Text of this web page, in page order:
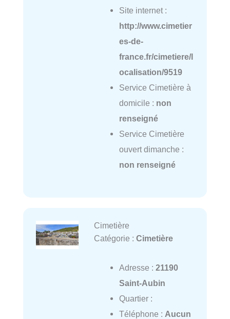
Site internet :
http://www.cimetier
es-de-
france.fr/cimetiere/l
ocalisation/9519
Service Cimetière à
domicile : non
renseigné
Service Cimetière
ouvert dimanche :
non renseigné
Cimetière
Catégorie : Cimetière
Adresse : 21190
Saint-Aubin
Quartier :
Téléphone : Aucun